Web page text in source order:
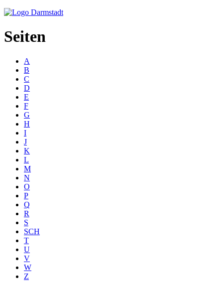
Seiten
A
B
C
D
E
F
G
H
I
J
K
L
M
N
O
P
Q
R
S
SCH
T
U
V
W
Z